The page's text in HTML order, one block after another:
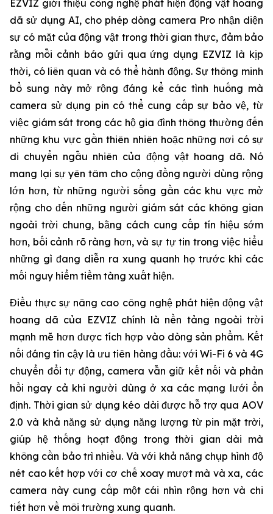
EZVIZ giới thiệu công nghệ phát hiện động vật hoang
dã sử dụng AI, cho phép dòng camera Pro nhận diện
sự có mặt của động vật trong thời gian thực, đảm bảo
rằng mỗi cảnh báo gửi qua ứng dụng EZVIZ là kịp
thời, có liên quan và có thể hành động. Sự thông minh
bổ sung này mở rộng đáng kể các tình huống mà
camera sử dụng pin có thể cung cấp sự bảo vệ, từ
việc giám sát trong các hộ gia đình thông thường đến
những khu vực gần thiên nhiên hoặc những nơi có sự
di chuyển ngẫu nhiên của động vật hoang dã. Nó
mang lại sự yên tâm cho cộng đồng người dùng rộng
lớn hơn, từ những người sống gần các khu vực mở
rộng cho đến những người giám sát các không gian
ngoài trời chung, bằng cách cung cấp tín hiệu sớm
hơn, bối cảnh rõ ràng hơn, và sự tự tin trong việc hiểu
những gì đang diễn ra xung quanh họ trước khi các
mối nguy hiểm tiềm tàng xuất hiện.
Điều thực sự nâng cao công nghệ phát hiện động vật
hoang dã của EZVIZ chính là nền tảng ngoài trời
mạnh mẽ hơn được tích hợp vào dòng sản phẩm. Kết
nối đáng tin cậy là ưu tiên hàng đầu: với Wi-Fi 6 và 4G
chuyển đổi tự động, camera vẫn giữ kết nối và phản
hồi ngay cả khi người dùng ở xa các mạng lưới ổn
định. Thời gian sử dụng kéo dài được hỗ trợ qua AOV
2.0 và khả năng sử dụng năng lượng từ pin mặt trời,
giúp hệ thống hoạt động trong thời gian dài mà
không cần bảo trì nhiều. Và với khả năng chụp hình độ
nét cao kết hợp với cơ chế xoay mượt mà và xa, các
camera này cung cấp một cái nhìn rộng hơn và chi
tiết hơn về môi trường xung quanh.